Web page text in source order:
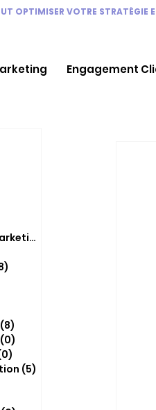
Engagement
OPTIMISER VOTRE STRATÉGIE
Marketing móvil - Mobil marketing
(8)
(0)
(5)